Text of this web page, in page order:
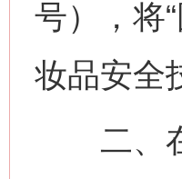
号），将
妆品安全
二、在